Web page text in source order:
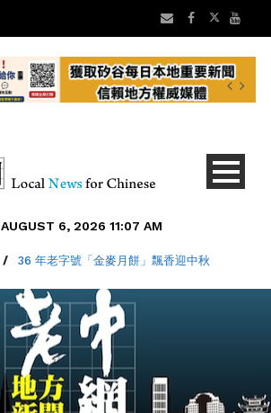
AUGUST 6, 2026 11:07 AM
/ 36 年老字號「金麥月餅」飄香迎中秋